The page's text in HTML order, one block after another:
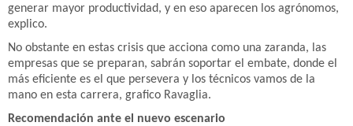
generar mayor productividad, y en eso aparecen los agrónomos,
explico.
No obstante en estas crisis que acciona como una zaranda, las
empresas que se preparan, sabrán soportar el embate, donde el
más eficiente es el que persevera y los técnicos vamos de la
mano en esta carrera, grafico Ravaglia.
Recomendación ante el nuevo escenario